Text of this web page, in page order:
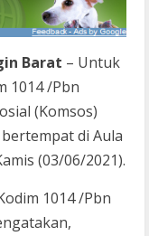
Barat – Untuk
1014 /Pbn
(Komsos)
di Aula
(03/06/2021).
1014 /Pbn